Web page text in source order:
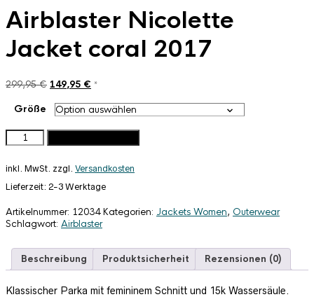
Airblaster Nicolette
Jacket coral 2017
299,95€ Ursprünglicher
war:
299,95 €
149,95 € Aktueller
ist:
149,95 €.
*
Größe
Airblaster
Nicolette
coral
2017
inkl. MwSt. zzgl. Versandkosten
Lieferzeit: 2-3 Werktage
Artikelnummer: 12034 Kategorien: Jackets Women, Outerwear
Schlagwort: Airblaster
Beschreibung Produktsicherheit Rezensionen (0)
Klassischer Parka mit femininem Schnitt und 15k Wassersäule.